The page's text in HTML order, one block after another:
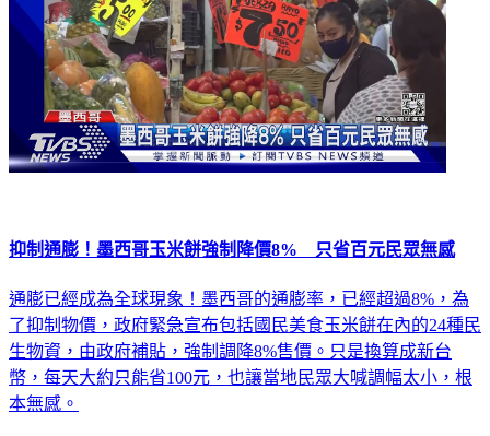
抑制通膨！墨西哥玉米餅強制降價8% 只省百元民眾無感
通膨已經成為全球現象！墨西哥的通膨率，已經超過8%，為
了抑制物價，政府緊急宣布包括國民美食玉米餅在內的24種民
生物資，由政府補貼，強制調降8%售價。只是換算成新台
幣，每天大約只能省100元，也讓當地民眾大喊調幅太小，根
本無感。